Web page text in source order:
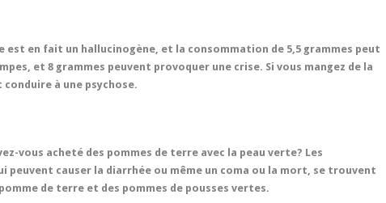
est en fait un hallucinogène, et la consommation de 5,5 grammes peut
et 8 grammes peuvent provoquer une crise. Si vous mangez de la
conduire à une psychose.
vous acheté des pommes de terre avec la peau verte? Les
peuvent causer la diarrhée ou même un coma ou la mort, se trouvent
de terre et des pommes de pousses vertes.